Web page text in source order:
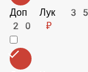
Доп Лук 35 гр